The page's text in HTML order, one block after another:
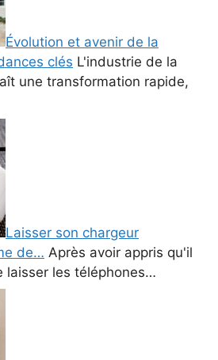
Évolution et avenir de la
clés L'industrie de la
une transformation rapide,
Laisser son chargeur
de… Après avoir appris qu'il
laisser les téléphones…